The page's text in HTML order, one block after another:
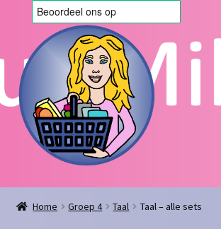
door
naar
navigatie
de
inhoud
Home
Home Groep 4 Taal Taal – alle sets